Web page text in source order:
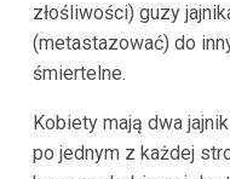
złośliwości) guzy
(metastazować) do
śmiertelne.
Kobiety mają dwa
po jednym z każdej